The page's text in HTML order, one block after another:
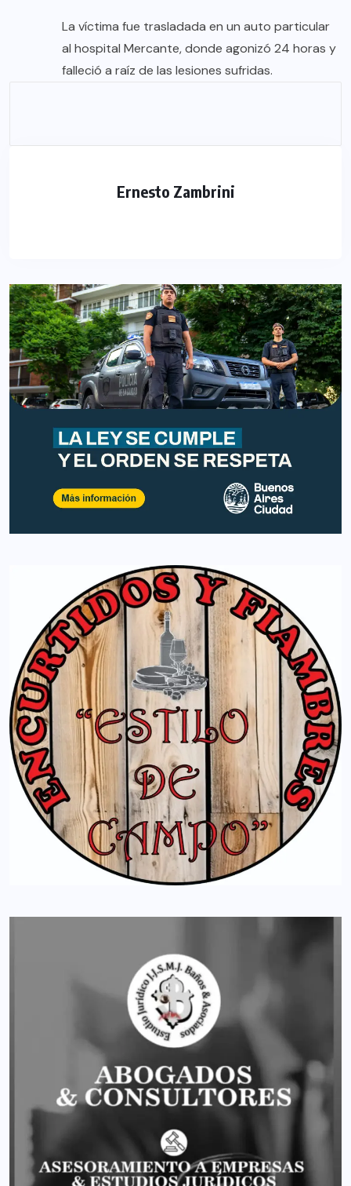
La víctima fue trasladada en un auto particular
al hospital Mercante, donde agonizó 24 horas y
falleció a raíz de las lesiones sufridas.
Ernesto Zambrini